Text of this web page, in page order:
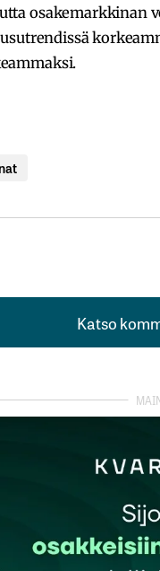
osakemarkkinan
Katso
Katso
paras tie.